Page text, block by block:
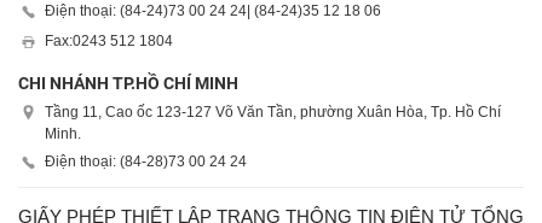
Điện thoại: (84-24)73 00 24 24 | (84-24)35 12 18 06
Fax:0243 512 1804
CHI NHÁNH TP.HỒ CHÍ MINH
Tầng 11, Cao ốc 123-127 Võ Văn Tần, phường Xuân Hòa, Tp. Hồ Chí
Minh.
Điện thoại: (84-28)73 00 24 24
GIẤY PHÉP THIẾT LẬP TRANG THÔNG TIN ĐIỆN TỬ TỔNG